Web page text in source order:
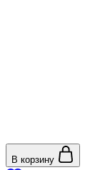
В корзину